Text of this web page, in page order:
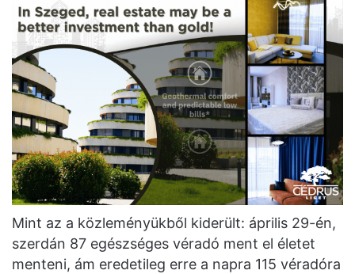
Mint az a közleményükből kiderült: április 29-én,
szerdán 87 egészséges véradó ment el életet
menteni, ám eredetileg erre a napra 115 véradóra